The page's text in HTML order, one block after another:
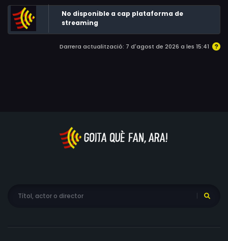
Hill, Trishelle Cannatella, Rufus Dorsey, Joe Gieb, Doug
Jones, Challen Cates, Alex Boling, Eve Sigall, Carrie
Minter, Casey Durkin, Kym Stys
No disponible a cap plataforma de
streaming
Darrera actualització: 7 d'agost de 2026 a les 15:41